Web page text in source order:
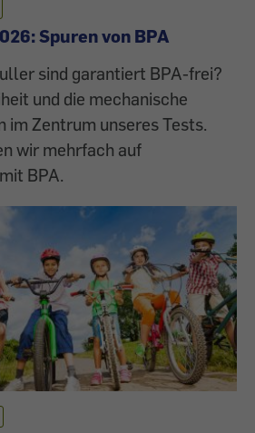
Spuren von BPA
sind garantiert BPA-frei?
und die mechanische
im Zentrum unseres Tests.
wir mehrfach auf
BPA.